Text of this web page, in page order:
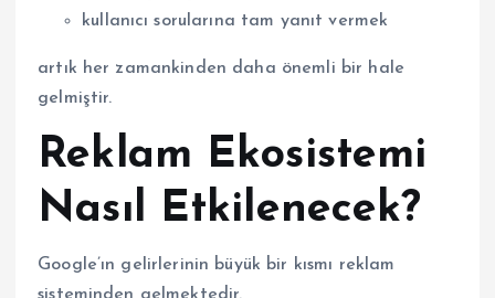
kullanıcı sorularına tam yanıt vermek
artık her zamankinden daha önemli bir hale
gelmiştir.
Reklam Ekosistemi
Nasıl Etkilenecek?
Google’ın gelirlerinin büyük bir kısmı reklam